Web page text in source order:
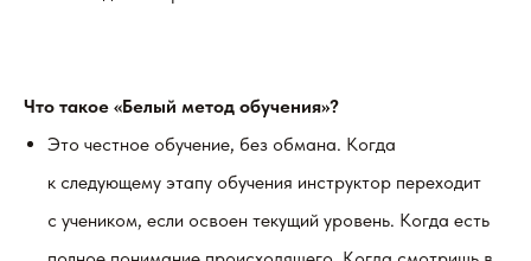
Что такое «Белый метод обучения»?
Это честное обучение, без обмана. Когда
к следующему этапу обучения инструктор переходит
с учеником, если освоен текущий уровень. Когда есть